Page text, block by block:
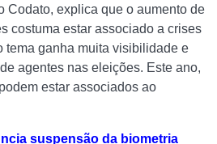
Codato, explica que o aumento de
costuma estar associado a crises
tema ganha muita visibilidade e
agentes nas eleições. Este ano,
estar associados ao
suspensão da biometria